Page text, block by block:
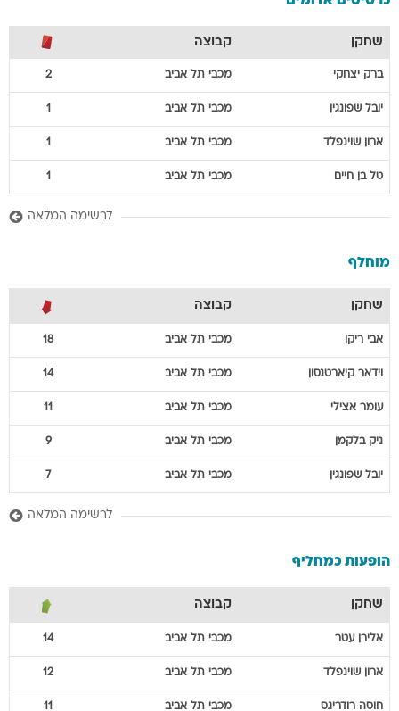
שחקן קבוצה
ברק יצחקי מכבי תל אביב 2
יובל שפונגין מכבי תל אביב 1
ארון שוינפלד מכבי תל אביב 1
טל בן חיים מכבי תל אביב 1
לרשימה המלאה
מוחלף
שחקן קבוצה
אבי ריקן מכבי תל אביב 18
וידאר קיארטנסון מכבי תל אביב 14
עומר אצילי מכבי תל אביב 11
ניק בלקמן מכבי תל אביב 9
יובל שפונגין מכבי תל אביב 7
לרשימה המלאה
הופעות כמחליף
שחקן קבוצה
אלירן עטר מכבי תל אביב 14
ארון שוינפלד מכבי תל אביב 12
חוסה רודריגס מכבי תל אביב 11